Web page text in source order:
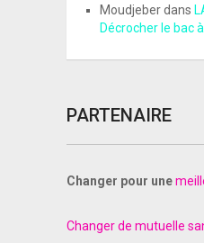
Moudjeberdans
Décrocher le bac
PARTENAIRE
Changer pour une
Changer de mutuelle